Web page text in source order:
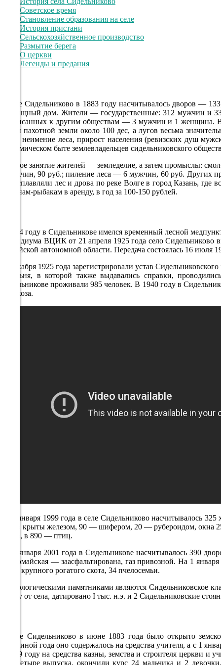
761
70%
3.9
206°
25.9°
761
4.3
219°
759
45%
4.7
228°
194°
00:00
21.2°
757
Советское время
Становление образования на селе
История пристани
Сельскохозяйственное производство
Размытие берега
О церкви
Легенды и предания
В селе Сидельниково в 1883 году насчитывалось дворов —
училищный дом. Жители — государственные: 312 мужчин
приписанных к другим обществам — 3 мужчин и 1 женщина. В
Волги пахотной земли около 100 дес, а лугов весьма
также неимение леса, прирост населения (ревизских душ
экономическом быте землевладельцев сидельниковского
Главное занятие жителей — земледелие, а затем промыслы:
6 мужчин, 90 руб.; пиление леса — 6 мужчин, 60 руб. Других
их и сплавляли лес и дрова по реке Волге в город Казань,
мещанам-рыбакам в аренду, в год за 100-150 рублей.
В 1924 году в Сидельникове имелся временный лесной
Президиума ВЦИК от 21 апреля 1925 года село
Марийской автономной области. Передача состоялась 16 июля
16 декабря 1925 года зарегистрировали устав
читальня, в которой также выдавались справки,
Сидельникове проживали 985 человек. В 1940 году в
2 колхоза.
На 1 января 1999 года в селе Сидельниково насчитывалось
домов крыты железом, 90 — шифером, 20 — рубероидом, окна
— коз, в 890 — птиц.
На 1 января 2001 года в Сидельникове насчитывалось 390
Первомайская — заасфальтирована, газ привозной. На 1
голов крупного рогатого скота, 34 пчелосемьи.
Археологическими памятниками являются Сидельниковское
западу от села, датировано I тыс. н.э. и 2 Сидельниковские
В селе Сидельниково в июне 1883 года было открыто
половиной года оно содержалось на средства учителя, а с 1
в 1889 году на средства казны, земства и строителя церкви
нем четыре выпуска, окончили курс 24 мальчика и 2